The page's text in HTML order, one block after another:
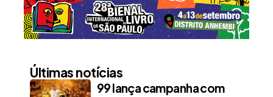
Últimas notícias
99 lança campanha com